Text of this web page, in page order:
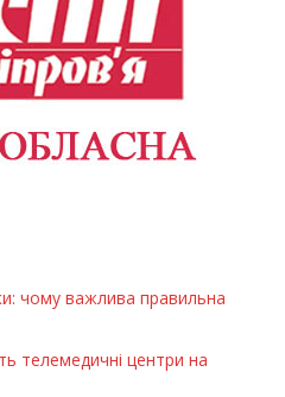
чому важлива правильна
телемедичні центри на